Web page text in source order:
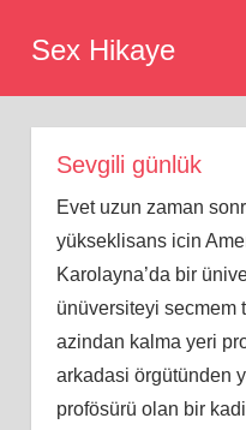
Sex Hikaye
Sevgili günlük
Evet uzun zaman
yükseklisans icin
Karolayna’da bir
ünüversiteyi secmem
azindan kalma yeri
arkadasi örgütünden
profösürü olan bir